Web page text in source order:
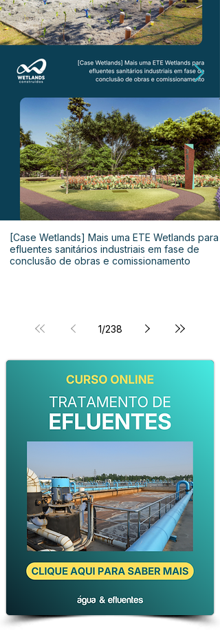
[Case Wetlands] Mais uma ETE Wetlands para
efluentes sanitários industriais em fase de
conclusão de obras e comissionamento
1/238